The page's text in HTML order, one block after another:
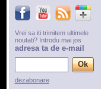
Vrei sa iti trimitem ultimele
noutati? Introdu mai jos
adresa ta de e-mail
dezabonare